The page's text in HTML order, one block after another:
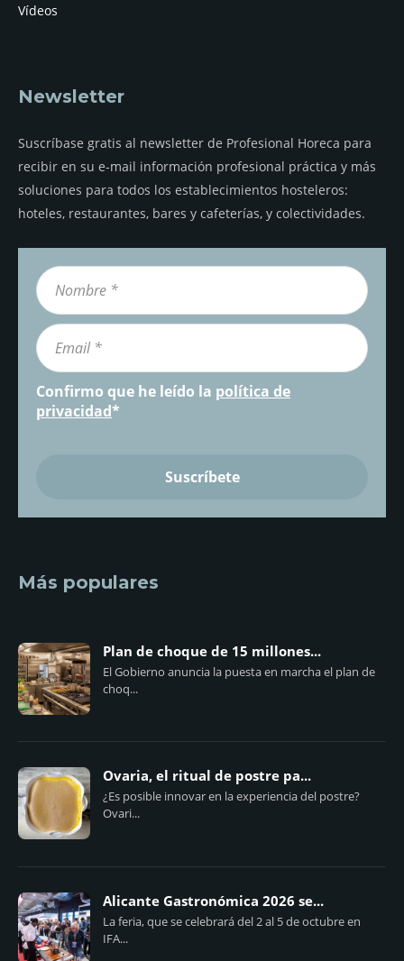
Vídeos
Newsletter
Suscríbase gratis al newsletter de Profesional Horeca para
recibir en su e-mail información profesional práctica y más
soluciones para todos los establecimientos hosteleros:
hoteles, restaurantes, bares y cafeterías, y colectividades.
Confirmo que he leído la política de
privacidad*
Más populares
Plan de choque de 15 millones...
El Gobierno anuncia la puesta en marcha el plan de
choq...
Ovaria, el ritual de postre pa...
¿Es posible innovar en la experiencia del postre?
Ovari...
Alicante Gastronómica 2026 se...
La feria, que se celebrará del 2 al 5 de octubre en
IFA...